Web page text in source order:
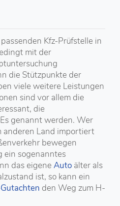
Kfz-Prüfstelle in
mit der
die Stützpunkte der
viele weitere Leistungen
sind vor allem die
die
genannt werden. Wer
anderen Land importiert
bewegen
ein sogenanntes
das eigene Auto älter als
ist, so kann ein
den Weg zum H-